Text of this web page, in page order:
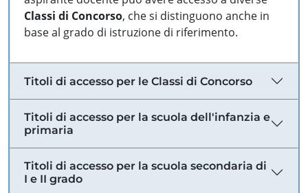
Classi di Concorso, che si distinguono anche in
base al grado di istruzione di riferimento.
Titoli di accesso per le Classi di Concorso
Titoli di accesso per la scuola dell'infanzia e
primaria
Titoli di accesso per la scuola secondaria di
I e II grado